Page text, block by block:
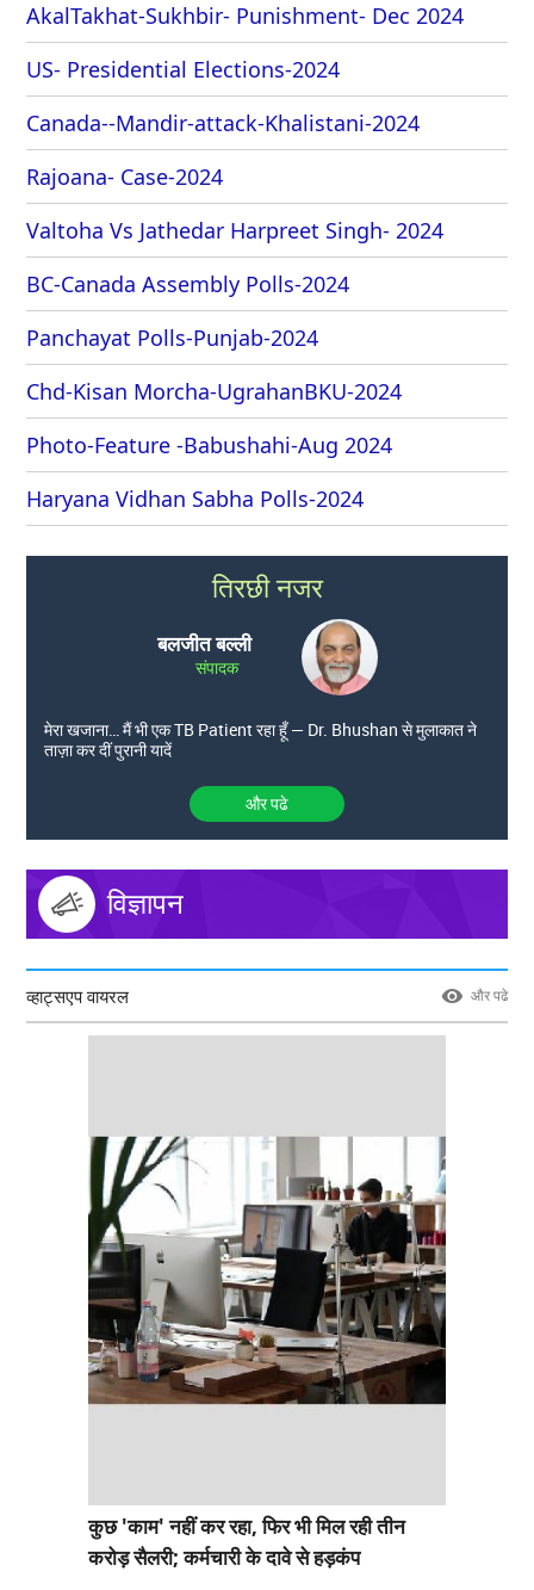
AkalTakhat-Sukhbir- Punishment- Dec 2024
US- Presidential Elections-2024
Canada--Mandir-attack-Khalistani-2024
Rajoana- Case-2024
Valtoha Vs Jathedar Harpreet Singh- 2024
BC-Canada Assembly Polls-2024
Panchayat Polls-Punjab-2024
Chd-Kisan Morcha-UgrahanBKU-2024
Photo-Feature -Babushahi-Aug 2024
Haryana Vidhan Sabha Polls-2024
तिरछी नजर
बलजीत बल्ली
संपादक
मेरा खजाना… मैं भी एक TB Patient रहा हूँ — Dr. Bhushan से मुलाकात ने
ताज़ा कर दीं पुरानी यादें
और पढे
विज्ञापन
व्हाट्सएप वायरल और पढे
कुछ 'काम' नहीं कर रहा, फिर भी मिल रही तीन
करोड़ सैलरी; कर्मचारी के दावे से हड़कंप